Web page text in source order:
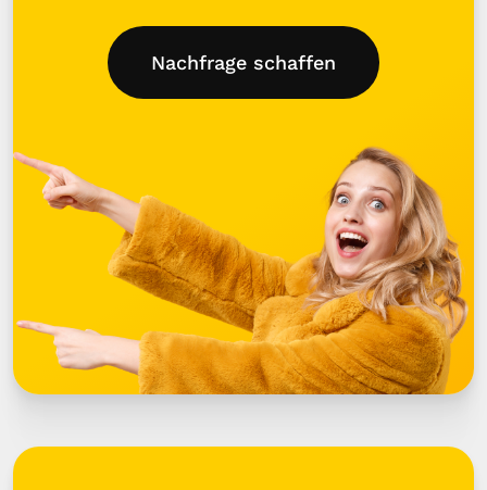
Nachfrage schaffen